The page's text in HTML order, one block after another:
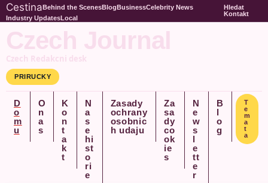
CestinaBehind the ScenesBlogBusinessCelebrity News
Industry UpdatesLocal
Hledat
Kontakt
Czech Journal
Czech Redakcni desk
PRIRUCKY
D
o
m
u
O
n
a
s
K
o
n
t
a
k
t
N
a
s
e
hi
st
o
ri
e
Zasady
ochrany
osobnic
h udaju
Za
sa
dy
co
ok
ie
s
N
e
w
s
l
e
tt
e
r
B
l
o
g
T
e
m
a
t
a